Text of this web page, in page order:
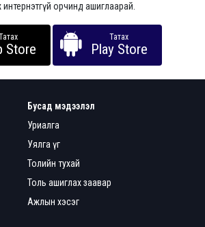
интернэтгүй орчинд ашиглаарай.
Store
Татах
Play Store
Бусад мэдээлэл
Уриалга
Уялга үг
Толийн тухай
Толь ашиглах заавар
Ажлын хэсэг